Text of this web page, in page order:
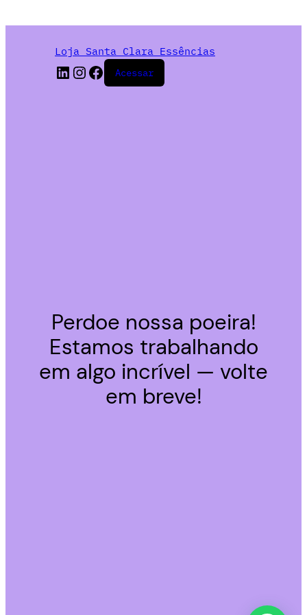
Loja Santa Clara Essências
Acessar
Perdoe nossa poeira!
Estamos trabalhando
em algo incrível — volte
em breve!